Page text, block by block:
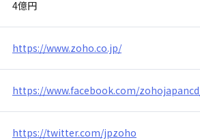
4億円
https://www.zoho.co.jp/
https://www.facebook.com/
https://twitter.com/jpzoho